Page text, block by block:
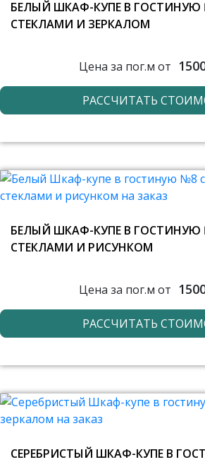
БЕЛЫЙ ШКАФ-КУПЕ В
СТЕКЛАМИ И ЗЕРКАЛОМ
Цена за пог.м от
РАССЧИТАТЬ
БЕЛЫЙ ШКАФ-КУПЕ В
СТЕКЛАМИ И РИСУНКОМ
Цена за пог.м от
РАССЧИТАТЬ
СЕРЕБРИСТЫЙ ШКАФ-КУПЕ В